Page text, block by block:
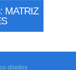
MATRIZ
direitos